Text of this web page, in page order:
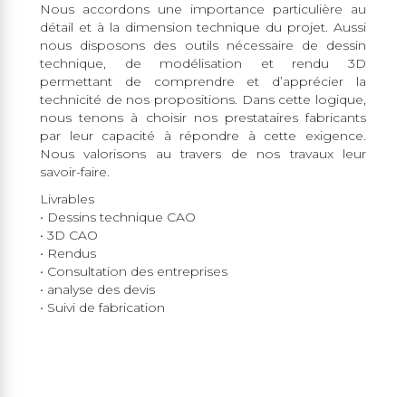
Nous accordons une importance particulière au
détail et à la dimension technique du projet. Aussi
nous disposons des outils nécessaire de dessin
technique, de modélisation et rendu 3D
permettant de comprendre et d’apprécier la
technicité de nos propositions. Dans cette logique,
nous tenons à choisir nos prestataires fabricants
par leur capacité à répondre à cette exigence.
Nous valorisons au travers de nos travaux leur
savoir-faire.
Livrables
• Dessins technique CAO
• 3D CAO
• Rendus
• Consultation des entreprises
• analyse des devis
• Suivi de fabrication